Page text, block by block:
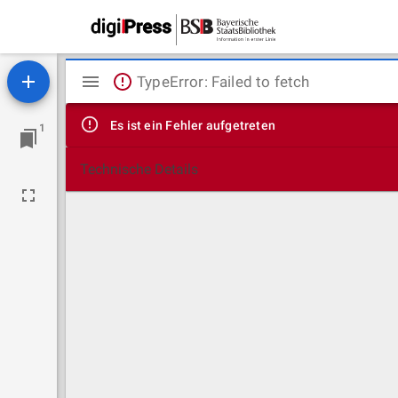
1
Mirador
Viewer
TypeError: Failed to fetch
Es ist ein Fehler aufgetreten
Technische Details